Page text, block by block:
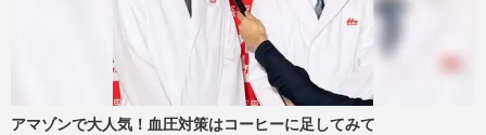
アマゾンで大人気！血圧対策はコーヒーに足してみて